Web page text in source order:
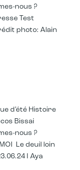
nous ?
Test
photo: Alain
d’été Histoire
Bissai
nous ?
Le deuil loin
I Aya